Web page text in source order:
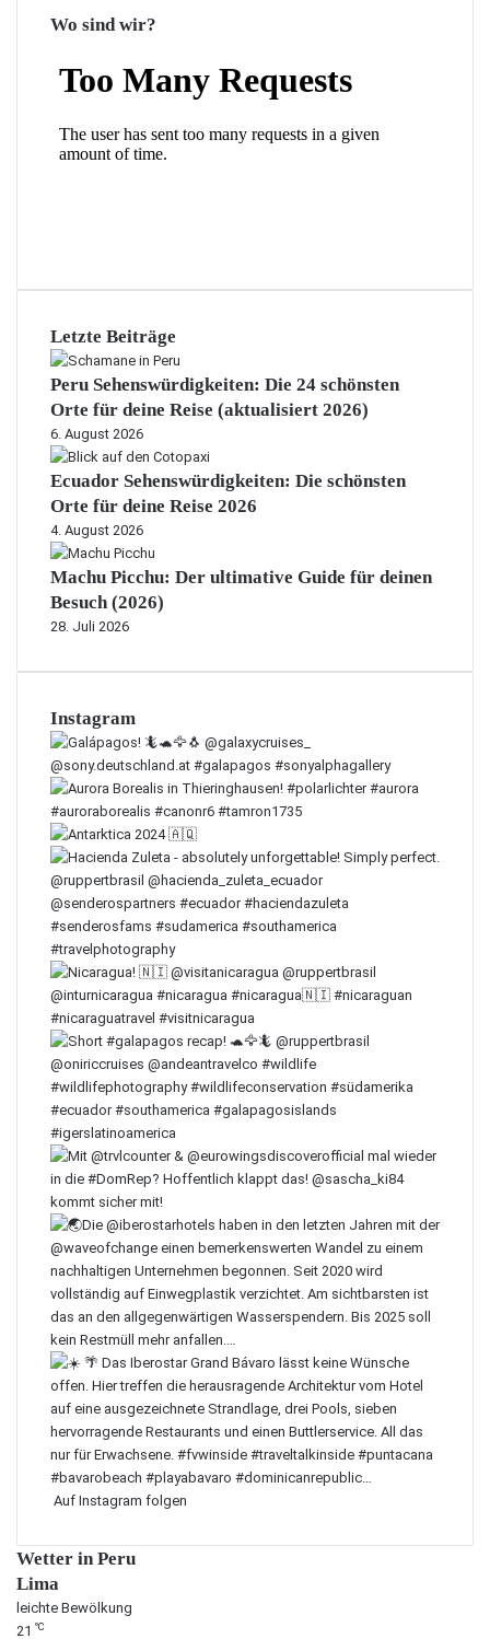
Wo sind wir?
Letzte Beiträge
Peru Sehenswürdigkeiten: Die 24 schönsten
Orte für deine Reise (aktualisiert 2026)
6. August 2026
Ecuador Sehenswürdigkeiten: Die schönsten
Orte für deine Reise 2026
4. August 2026
Machu Picchu: Der ultimative Guide für deinen
Besuch (2026)
28. Juli 2026
Instagram
Auf Instagram folgen
Wetter in Peru
Lima
leichte Bewölkung
21 ℃